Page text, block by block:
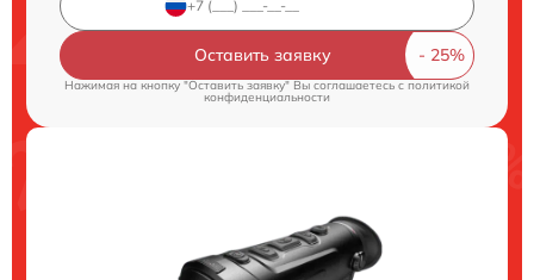
Оставить заявку
Нажимая на кнопку "Оставить заявку" Вы соглашаетесь cполитикой
конфиденциальности